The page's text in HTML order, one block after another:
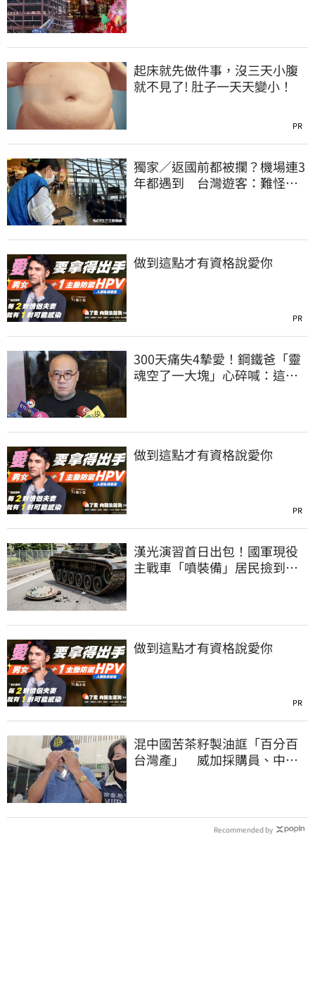
起床就先做件事，沒三天小腹
就不見了! 肚子一天天變小！
PR
獨家／返國前都被攔？機場連3
年都遇到 台灣遊客：難怪日
做到這點才有資格說愛你
PR
300天痛失4摯愛！鋼鐵爸「靈
魂空了一大塊」心碎喊：這輩
做到這點才有資格說愛你
PR
漢光演習首日出包！國軍現役
主戰車「噴裝備」居民撿到零
做到這點才有資格說愛你
PR
混中國苦茶籽製油誆「百分百
台灣產」 威加採購員、中間
Recommended by